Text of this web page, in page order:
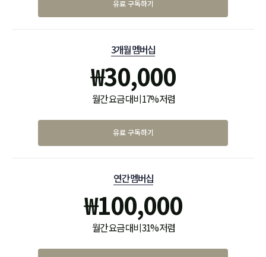
유료 구독하기
3개월 멤버십
₩30,000
월간 요금 대비 17% 저렴
유료 구독하기
연간 멤버십
₩100,000
월간 요금 대비 31% 저렴